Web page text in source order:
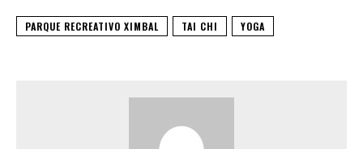
PARQUE RECREATIVO XIMBAL TAI CHI YOGA